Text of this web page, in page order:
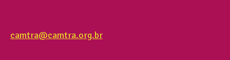
camtra@camtra.org.br